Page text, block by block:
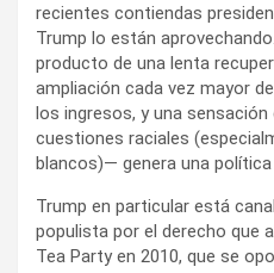
recientes contiendas
Trump lo están
producto de una lenta
ampliación cada vez mayor
los ingresos, y una sensación
cuestiones raciales
blancos)— genera una
Trump en particular está
populista por el derecho que
Tea Party en 2010, que se